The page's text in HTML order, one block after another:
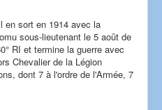
en sort en 1914 avec la
sous-lieutenant le 5 août de
RI et termine la guerre avec
Chevalier de la Légion
dont 7 à l'ordre de l'Armée, 7